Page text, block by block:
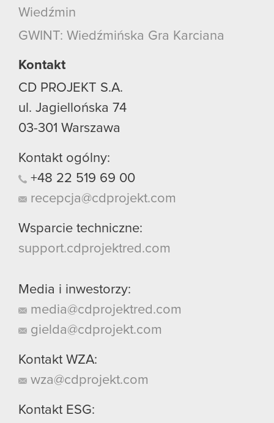
korzystanie z naszej witryny, zgadasz się na
Wiedźmin
GWINT: Wiedźmińska Gra Karciana
Kontakt
CD PROJEKT S.A.
ul. Jagiellońska 74
03-301 Warszawa
Kontakt ogólny:
+48 22 519 69 00
recepcja@cdprojekt.com
Wsparcie techniczne:
support.cdprojektred.com
Media i inwestorzy:
media@cdprojektred.com
gielda@cdprojekt.com
Kontakt WZA:
wza@cdprojekt.com
Kontakt ESG: